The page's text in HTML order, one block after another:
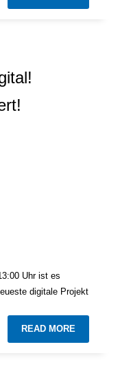
Uhr ist es
digitale Projekt
READ MORE